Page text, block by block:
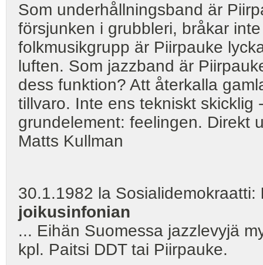
Som underhållningsband är
försjunken i grubbleri, bråkar
folkmusikgrupp är Piirpauke
luften. Som jazzband är
dess funktion? Att återkalla
tillvaro. Inte ens tekniskt skicklig
grundelement: feelingen. Direkt
Matts Kullman
30.1.1982 la Sosialidemokraatti:
joikusinfonian
... Eihän Suomessa jazzlevyjä
kpl. Paitsi DDT tai Piirpauke.